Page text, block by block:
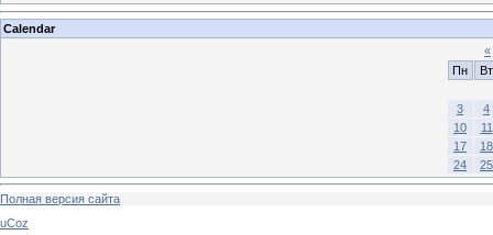
Calendar
«
Пн
Вт
3
4
10
11
17
18
24
25
Полная версия сайта
uCoz